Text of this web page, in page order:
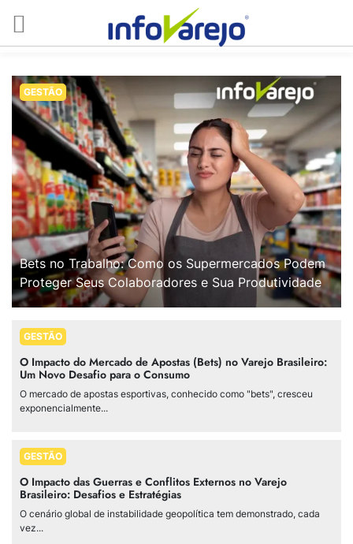
GESTÃO
Bets no Trabalho: Como os Supermercados Podem
Proteger Seus Colaboradores e Sua Produtividade
GESTÃO
O Impacto do Mercado de Apostas (Bets) no Varejo Brasileiro:
Um Novo Desafio para o Consumo
O mercado de apostas esportivas, conhecido como "bets", cresceu
exponencialmente...
GESTÃO
O Impacto das Guerras e Conflitos Externos no Varejo
Brasileiro: Desafios e Estratégias
O cenário global de instabilidade geopolítica tem demonstrado, cada
vez...